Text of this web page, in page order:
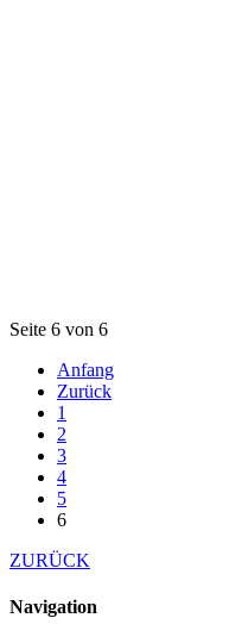
Seite 6 von 6
Anfang
Zurück
1
2
3
4
5
6
ZURÜCK
Navigation